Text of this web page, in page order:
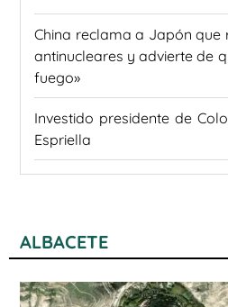
China reclama a Japón que
antinucleares y advierte de
fuego»
Investido presidente de
Espriella
ALBACETE